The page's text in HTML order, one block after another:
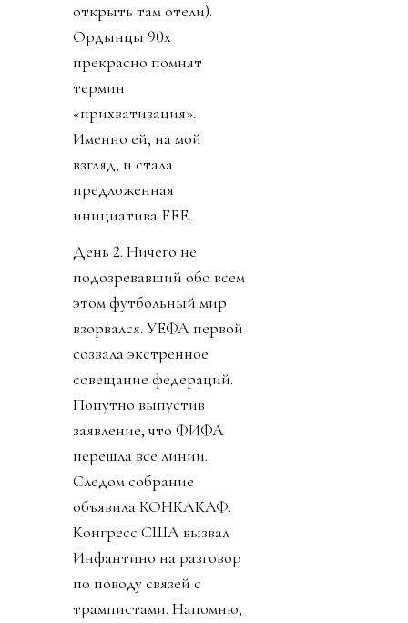
открыть там отели).
Ордынцы 90х
прекрасно помнят
термин
«прихватизация».
Именно ей, на мой
взгляд, и стала
предложенная
инициатива FFE.
День 2. Ничего не
подозревавший обо всем
этом футбольный мир
взорвался. УЕФА первой
созвала экстренное
совещание федераций.
Попутно выпустив
заявление, что ФИФА
перешла все линии.
Следом собрание
объявила КОНКАКАФ.
Конгресс США вызвал
Инфантино на разговор
по поводу связей с
трампистами. Напомню,